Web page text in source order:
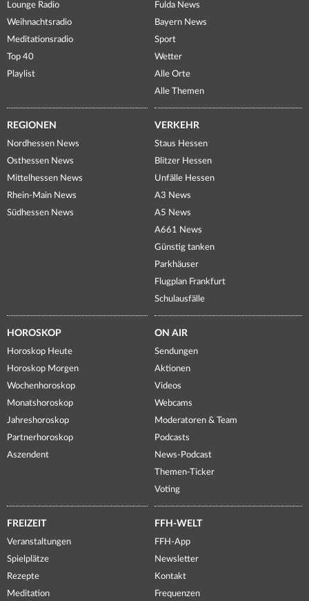
Lounge Radio
Weihnachtsradio
Meditationsradio
Top 40
Playlist
Fulda News
Bayern News
Sport
Wetter
Alle Orte
Alle Themen
REGIONEN
Nordhessen News
Osthessen News
Mittelhessen News
Rhein-Main News
Südhessen News
VERKEHR
Staus Hessen
Blitzer Hessen
Unfälle Hessen
A3 News
A5 News
A661 News
Günstig tanken
Parkhäuser
Flugplan Frankfurt
Schulausfälle
HOROSKOP
Horoskop Heute
Horoskop Morgen
Wochenhoroskop
Monatshoroskop
Jahreshoroskop
Partnerhoroskop
Aszendent
ON AIR
Sendungen
Aktionen
Videos
Webcams
Moderatoren & Team
Podcasts
News-Podcast
Themen-Ticker
Voting
FREIZEIT
Veranstaltungen
Spielplätze
Rezepte
Meditation
FFH-WELT
FFH-App
Newsletter
Kontakt
Frequenzen